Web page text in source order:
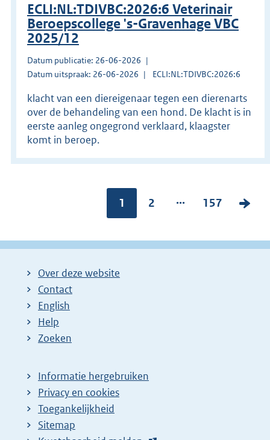
ECLI:NL:TDIVBC:2026:6 Veterinair
Beroepscollege 's-Gravenhage VBC
2025/12
Datum publicatie: 26-06-2026
Datum uitspraak: 26-06-2026
ECLI:NL:TDIVBC:2026:6
klacht van een diereigenaar tegen een dierenarts
over de behandeling van een hond. De klacht is in
eerste aanleg ongegrond verklaard, klaagster
komt in beroep.
Pagina:
1
P
g
2 ...
P
g
157
V
l
Over deze website
Contact
English
Help
Zoeken
Informatie hergebruiken
Privacy en cookies
Toegankelijkheid
Sitemap